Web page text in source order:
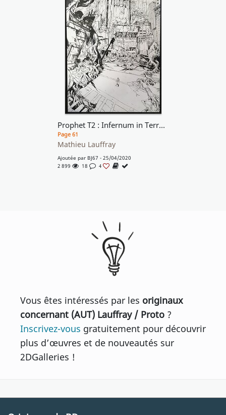
Prophet T2 : Infernum in Terra - Page titre de l'EO du T2
Page 61
Mathieu Lauffray
Ajoutée par BJ67 - 25/04/2020
2 899
18 4
Vous êtes intéressés par les originaux
concernant (AUT) Lauffray / Proto ?
Inscrivez-vous gratuitement pour découvrir
plus d’œuvres et de nouveautés sur
2DGalleries !